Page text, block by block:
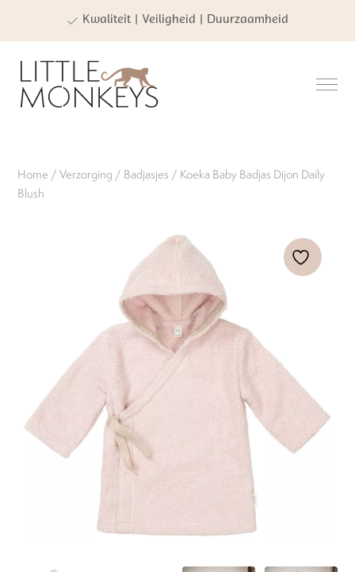
Kwaliteit | Veiligheid | Duurzaamheid
Home /Verzorging / Badjasjes / Koeka Baby Badjas Dijon Daily
Blush